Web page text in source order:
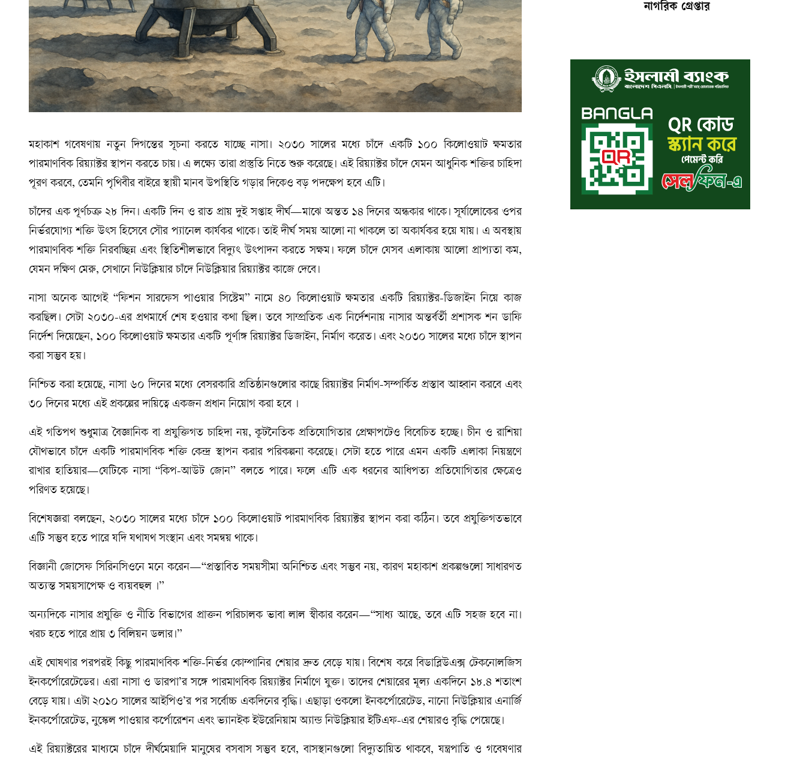
মহাকাশ গবেষণায় নতুন দিগন্তের সূচনা করতে যাচ্ছে নাসা। ২০৩০ সালের মধ্যে চাঁদে একটি ১০০ কিলোওয়াট ক্ষমতার
পারমাণবিক রিয়্যাক্টর স্থাপন করতে চায়। এ লক্ষ্যে তারা প্রস্তুতি নিতে শুরু করেছে। এই রিয়্যাক্টর চাঁদে যেমন আধুনিক শক্তির চাহিদা
পূরণ করবে, তেমনি পৃথিবীর বাইরে স্থায়ী মানব উপস্থিতি গড়ার দিকেও বড় পদক্ষেপ হবে এটি।
চাঁদের এক পূর্ণচক্র ২৮ দিন। একটি দিন ও রাত প্রায় দুই সপ্তাহ দীর্ঘ—মাঝে অন্তত ১৪ দিনের অন্ধকার থাকে। সূর্যালোকের ওপর
নির্ভরযোগ্য শক্তি উৎস হিসেবে সৌর প্যানেল কার্যকর থাকে। তাই দীর্ঘ সময় আলো না থাকলে তা অকার্যকর হয়ে যায়। এ অবস্থায়
পারমাণবিক শক্তি নিরবচ্ছিন্ন এবং স্থিতিশীলভাবে বিদ্যুৎ উৎপাদন করতে সক্ষম। ফলে চাঁদে যেসব এলাকায় আলো প্রাপ্যতা কম,
যেমন দক্ষিণ মেরু, সেখানে নিউক্লিয়ার চাঁদে নিউক্লিয়ার রিয়্যাক্টর কাজে দেবে।
নাসা অনেক আগেই “ফিশন সারফেস পাওয়ার সিস্টেম” নামে ৪০ কিলোওয়াট ক্ষমতার একটি রিয়্যাক্টর-ডিজাইন নিয়ে কাজ
করছিল। সেটা ২০৩০-এর প্রথমার্ধে শেষ হওয়ার কথা ছিল। তবে সাম্প্রতিক এক নির্দেশনায় নাসার অন্তর্বর্তী প্রশাসক শন ডাফি
নির্দেশ দিয়েছেন, ১০০ কিলোওয়াট ক্ষমতার একটি পূর্ণাঙ্গ রিয়্যাক্টর ডিজাইন, নির্মাণ করেত। এবং ২০৩০ সালের মধ্যে চাঁদে স্থাপন
করা সম্ভব হয়।
নিশ্চিত করা হয়েছে, নাসা ৬০ দিনের মধ্যে বেসরকারি প্রতিষ্ঠানগুলোর কাছে রিয়্যাক্টর নির্মাণ-সম্পর্কিত প্রস্তাব আহ্বান করবে এবং
৩০ দিনের মধ্যে এই প্রকল্পের দায়িত্বে একজন প্রধান নিয়োগ করা হবে ।
এই গতিপথ শুধুমাত্র বৈজ্ঞানিক বা প্রযুক্তিগত চাহিদা নয়, কূটনৈতিক প্রতিযোগিতার প্রেক্ষাপটেও বিবেচিত হচ্ছে। চীন ও রাশিয়া
যৌথভাবে চাঁদে একটি পারমাণবিক শক্তি কেন্দ্র স্থাপন করার পরিকল্পনা করেছে। সেটা হতে পারে এমন একটি এলাকা নিয়ন্ত্রণে
রাখার হাতিয়ার—যেটিকে নাসা “কিপ-আউট জোন” বলতে পারে। ফলে এটি এক ধরনের আধিপত্য প্রতিযোগিতার ক্ষেত্রেও
পরিণত হয়েছে।
বিশেষজ্ঞরা বলছেন, ২০৩০ সালের মধ্যে চাঁদে ১০০ কিলোওয়াট পারমাণবিক রিয়্যাক্টর স্থাপন করা কঠিন। তবে প্রযুক্তিগতভাবে
এটি সম্ভব হতে পারে যদি যথাযথ সংস্থান এবং সমন্বয় থাকে।
বিজ্ঞানী জোসেফ সিরিনসিওনে মনে করেন—“প্রস্তাবিত সময়সীমা অনিশ্চিত এবং সম্ভব নয়, কারণ মহাকাশ প্রকল্পগুলো সাধারণত
অত্যন্ত সময়সাপেক্ষ ও ব্যয়বহুল ।”
অন্যদিকে নাসার প্রযুক্তি ও নীতি বিভাগের প্রাক্তন পরিচালক ভাবা লাল স্বীকার করেন—“সাধ্য আছে, তবে এটি সহজ হবে না।
খরচ হতে পারে প্রায় ৩ বিলিয়ন ডলার।”
এই ঘোষণার পরপরই কিছু পারমাণবিক শক্তি-নির্ভর কোম্পানির শেয়ার দ্রুত বেড়ে যায়। বিশেষ করে বিডাব্লিউএক্স টেকনোলজিস
ইনকর্পোরেটেডের। এরা নাসা ও ডারপা’র সঙ্গে পারমাণবিক রিয়্যাক্টর নির্মাণে যুক্ত। তাদের শেয়ারের মূল্য একদিনে ১৮.৪ শতাংশ
বেড়ে যায়। এটা ২০১০ সালের আইপিও’র পর সর্বোচ্চ একদিনের বৃদ্ধি। এছাড়া ওকলো ইনকর্পোরেটেড, নানো নিউক্লিয়ার এনার্জি
ইনকর্পোরেটেড, নুস্কেল পাওয়ার কর্পোরেশন এবং ভ্যানইক ইউরেনিয়াম অ্যান্ড নিউক্লিয়ার ইটিএফ-এর শেয়ারও বৃদ্ধি পেয়েছে।
এই রিয়্যাক্টরের মাধ্যমে চাঁদে দীর্ঘমেয়াদি মানুষের বসবাস সম্ভব হবে, বাসস্থানগুলো বিদ্যুতায়িত থাকবে, যন্ত্রপাতি ও গবেষণার
নাগরিক গ্রেপ্তার